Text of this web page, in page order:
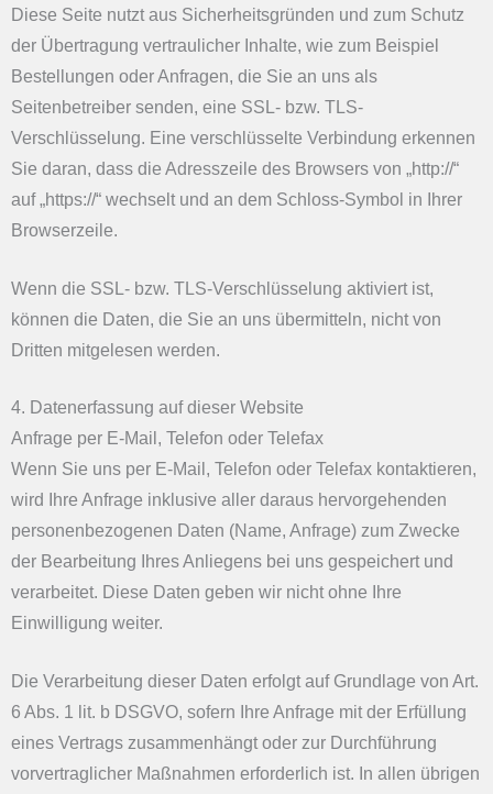
Diese Seite nutzt aus Sicherheitsgründen und zum Schutz
der Übertragung vertraulicher Inhalte, wie zum Beispiel
Bestellungen oder Anfragen, die Sie an uns als
Seitenbetreiber senden, eine SSL- bzw. TLS-
Verschlüsselung. Eine verschlüsselte Verbindung erkennen
Sie daran, dass die Adresszeile des Browsers von „http://“
auf „https://“ wechselt und an dem Schloss-Symbol in Ihrer
Browserzeile.
Wenn die SSL- bzw. TLS-Verschlüsselung aktiviert ist,
können die Daten, die Sie an uns übermitteln, nicht von
Dritten mitgelesen werden.
4. Datenerfassung auf dieser Website
Anfrage per E-Mail, Telefon oder Telefax
Wenn Sie uns per E-Mail, Telefon oder Telefax kontaktieren,
wird Ihre Anfrage inklusive aller daraus hervorgehenden
personenbezogenen Daten (Name, Anfrage) zum Zwecke
der Bearbeitung Ihres Anliegens bei uns gespeichert und
verarbeitet. Diese Daten geben wir nicht ohne Ihre
Einwilligung weiter.
Die Verarbeitung dieser Daten erfolgt auf Grundlage von Art.
6 Abs. 1 lit. b DSGVO, sofern Ihre Anfrage mit der Erfüllung
eines Vertrags zusammenhängt oder zur Durchführung
vorvertraglicher Maßnahmen erforderlich ist. In allen übrigen